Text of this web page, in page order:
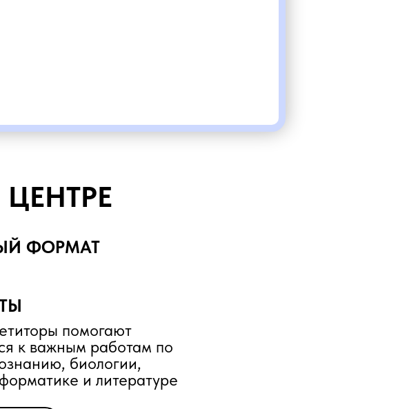
ФОРМАТ
помогают
к важным работам по
биологии,
и литературе